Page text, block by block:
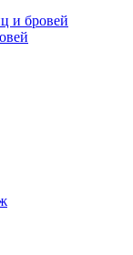
и бровей